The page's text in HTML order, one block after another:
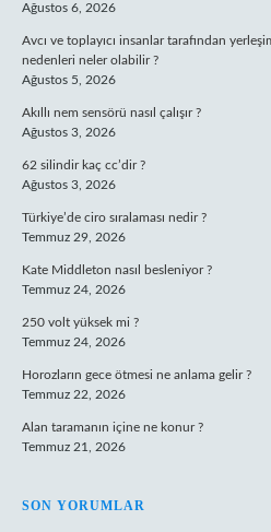
Ağustos 6, 2026
Avcı ve toplayıcı insanlar tarafından
nedenleri neler olabilir ?
Ağustos 5, 2026
Akıllı nem sensörü nasıl çalışır ?
Ağustos 3, 2026
62 silindir kaç cc’dir ?
Ağustos 3, 2026
Türkiye’de ciro sıralaması nedir ?
Temmuz 29, 2026
Kate Middleton nasıl besleniyor ?
Temmuz 24, 2026
250 volt yüksek mi ?
Temmuz 24, 2026
Horozların gece ötmesi ne anlama gelir ?
Temmuz 22, 2026
Alan taramanın içine ne konur ?
Temmuz 21, 2026
SON YORUMLAR